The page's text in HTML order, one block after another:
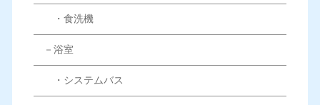
・食洗機
－浴室
・システムバス